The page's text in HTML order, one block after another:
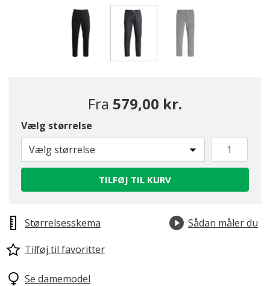
Fra 579,00 kr.
Vælg størrelse
Vælg størrelse
TILFØJ TIL KURV
Størrelsesskema
Sådan måler du
Tilføj til favoritter
Se damemodel